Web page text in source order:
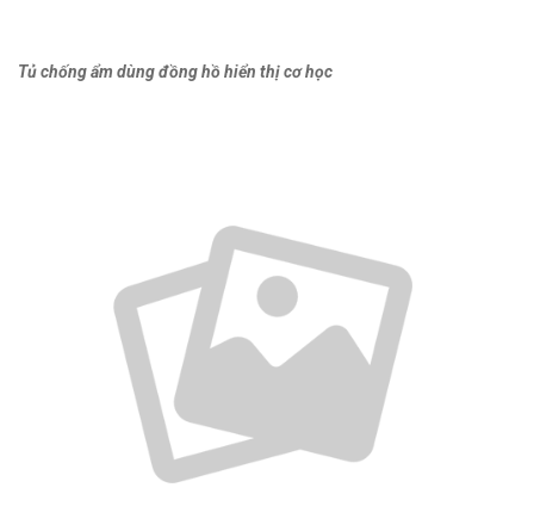
Tủ chống ẩm dùng đồng hồ hiển thị cơ học